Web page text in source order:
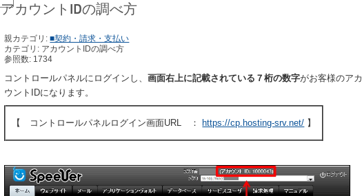
アカウントIDの調べ方
親カテゴリ:■契約・請求・支払い
カテゴリ: アカウントIDの調べ方
参照数: 1734
コントロールパネルにログインし、画面右上に記載されている７桁の数字がお客様のアカ
ウントIDになります。
【 コントロールパネルログイン画面URL ： https://cp.hosting-srv.net/ 】